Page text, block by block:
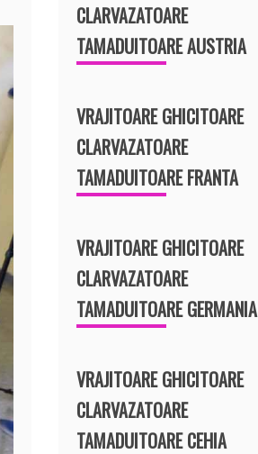
CLARVAZATOARE
TAMADUITOARE AUSTRIA
VRAJITOARE GHICITOARE
CLARVAZATOARE
TAMADUITOARE FRANTA
VRAJITOARE GHICITOARE
CLARVAZATOARE
TAMADUITOARE GERMANIA
VRAJITOARE GHICITOARE
CLARVAZATOARE
TAMADUITOARE CEHIA